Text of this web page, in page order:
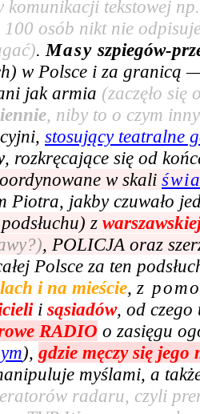
komunikacji tekstowej
osób nikt nie
. Masy szpiegów-
w Polsce i za granicą
jak armia (zaczęło się
, niby to o czym
stosujący teatralne
, rozkręcające się od
w skali
Piotra, jakby czuwało
z
, POLICJA oraz
Polsce za ten
i na mieście, z
i sąsiadów, od czego
RADIO o zasięgu
), gdzie męczy się
myślami, a
radaru, czyli